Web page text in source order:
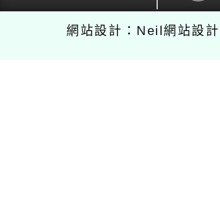
網站設計：Neil網站設